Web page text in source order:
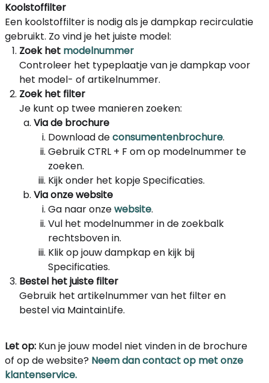
Koolstoffilter
Een koolstoffilter is nodig als je dampkap recirculatie
gebruikt. Zo vind je het juiste model:
Zoek het modelnummer
Controleer het typeplaatje van je dampkap voor
het model- of artikelnummer.
Zoek het filter
Je kunt op twee manieren zoeken:
Via de brochure
Download deconsumentenbrochure.
Gebruik CTRL + F om op modelnummer te
zoeken.
Kijk onder het kopje Specificaties.
Via onze website
Ga naar onzewebsite.
Vul het modelnummer in de zoekbalk
rechtsboven in.
Klik op jouw dampkap en kijk bij
Specificaties.
Bestel het juiste filter
Gebruik het artikelnummer van het filter en
bestel via MaintainLife.
Let op: Kun je jouw model niet vinden in de brochure
of op de website? Neem dan contact op met onze
klantenservice.